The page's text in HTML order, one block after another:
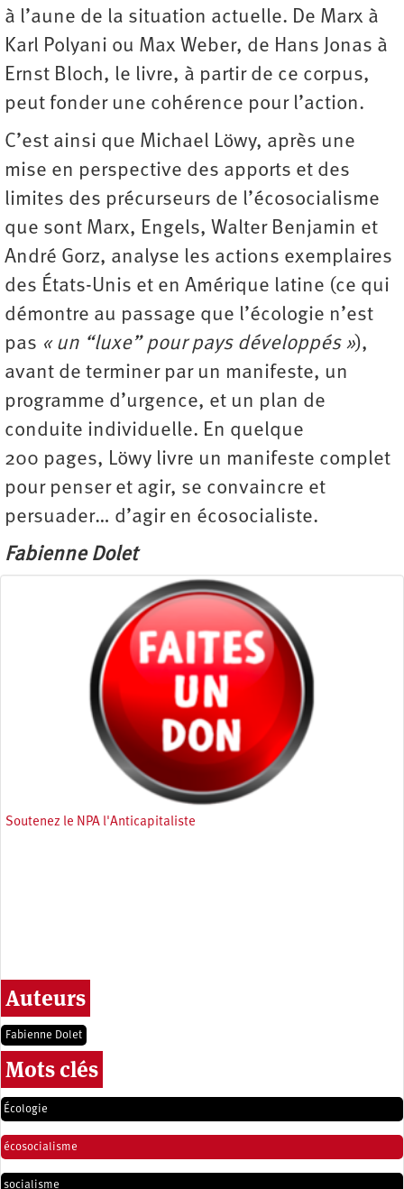
à l’aune de la situation actuelle. De Marx à
Karl Polyani ou Max Weber, de Hans Jonas à
Ernst Bloch, le livre, à partir de ce corpus,
peut fonder une cohérence pour l’action.
C’est ainsi que Michael Löwy, après une
mise en perspective des apports et des
limites des précurseurs de l’écosocialisme
que sont Marx, Engels, Walter Benjamin et
André Gorz, analyse les actions exemplaires
des États-Unis et en Amérique latine (ce qui
démontre au passage que l’écologie n’est
pas « un “luxe” pour pays développés »),
avant de terminer par un manifeste, un
programme d’urgence, et un plan de
conduite individuelle. En quelque
200 pages, Löwy livre un manifeste complet
pour penser et agir, se convaincre et
persuader… d’agir en écosocialiste.
Fabienne Dolet
Soutenez le NPA l'Anticapitaliste
Auteurs
Fabienne Dolet
Mots clés
Écologie
écosocialisme
socialisme